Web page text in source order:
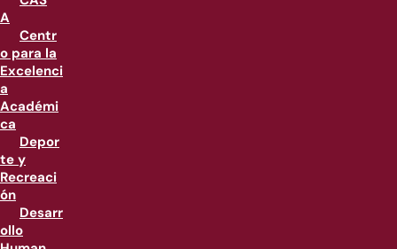
A
Centr
o para la
Excelenci
a
Académi
ca
Depor
te y
Recreaci
ón
Desarr
ollo